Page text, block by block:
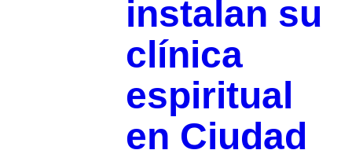
instalan su
clínica
espiritual
en Ciudad